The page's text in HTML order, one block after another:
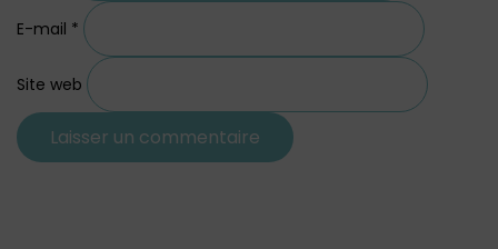
E-mail *
Site web